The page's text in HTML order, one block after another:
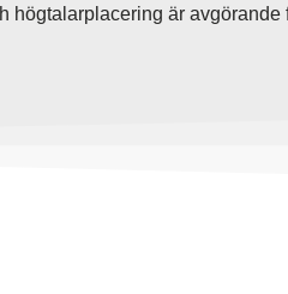
högtalarplacering är